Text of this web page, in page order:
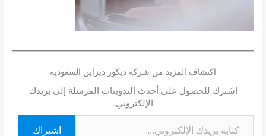
اكتشاف المزيد من شركة ديكور ديزاين السعودية
اشترك للحصول على أحدث التدوينات المرسلة إلى بريدك
الإلكتروني.
اشتراك